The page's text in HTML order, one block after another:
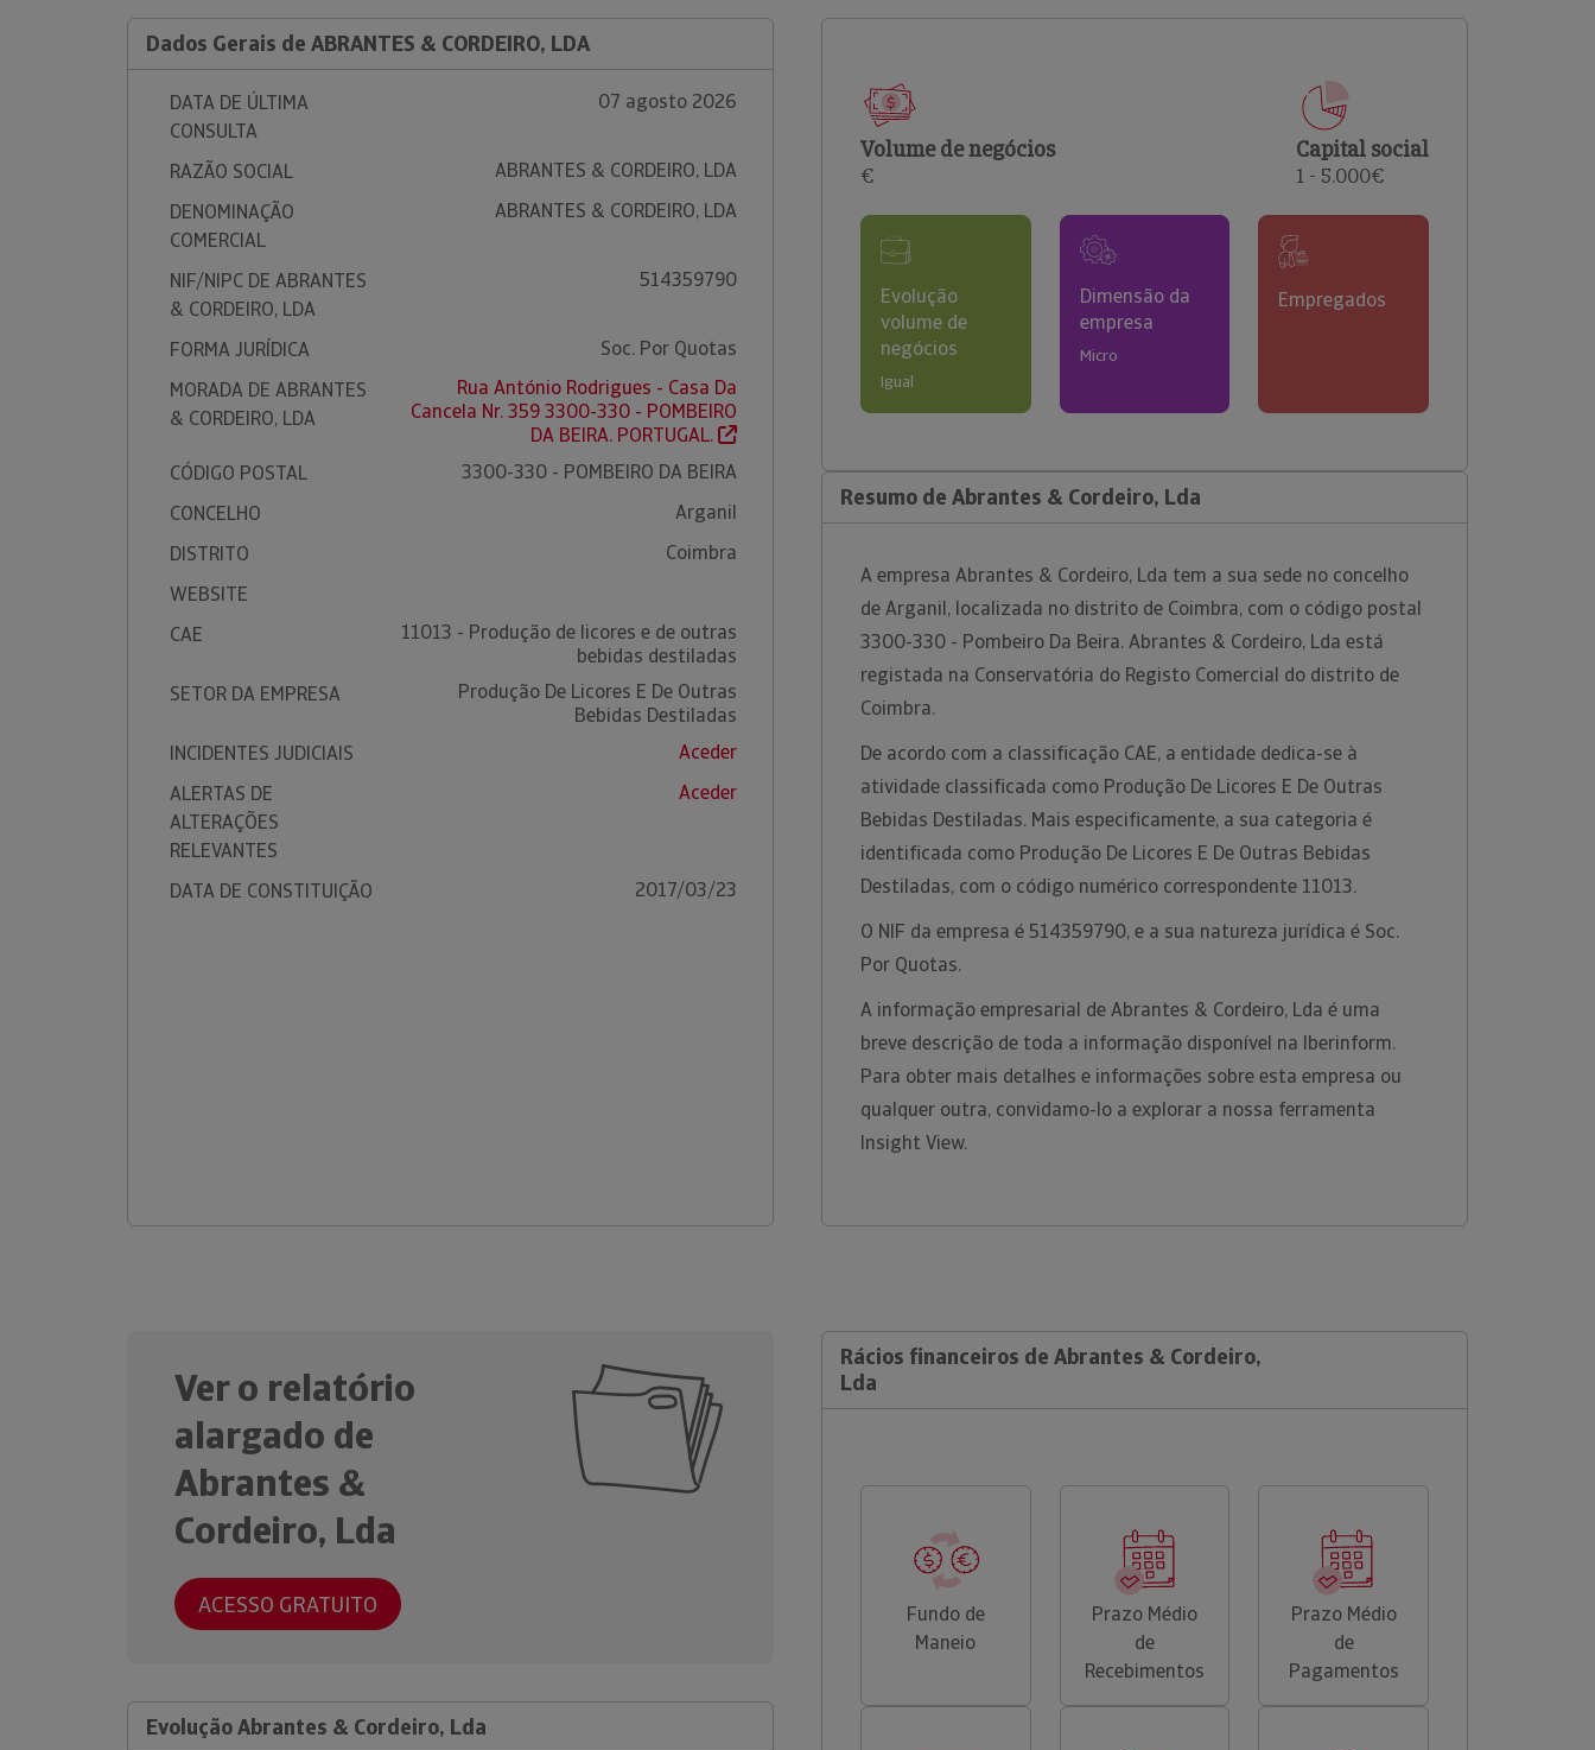
comerciais e analisar o risco de incumprimento dos
Dados Gerais de ABRANTES & CORDEIRO, LDA
DATA DE ÚLTIMA
CONSULTA
07 agosto 2026
RAZÃO SOCIAL
ABRANTES & CORDEIRO, LDA
DENOMINAÇÃO
COMERCIAL
ABRANTES & CORDEIRO, LDA
NIF/NIPC DE ABRANTES
& CORDEIRO, LDA
514359790
FORMA JURÍDICA
Soc. Por Quotas
MORADA DE ABRANTES
& CORDEIRO, LDA
Rua António Rodrigues - Casa Da
Cancela Nr. 359 3300-330 - POMBEIRO
DA BEIRA. PORTUGAL.
CÓDIGO POSTAL
3300-330 - POMBEIRO DA BEIRA
CONCELHO
Arganil
DISTRITO
Coimbra
WEBSITE
CAE
11013 - Produção de licores e de outras
bebidas destiladas
SETOR DA EMPRESA
Produção De Licores E De Outras
Bebidas Destiladas
INCIDENTES JUDICIAIS
Aceder
ALERTAS DE
ALTERAÇÕES
RELEVANTES
Aceder
DATA DE CONSTITUIÇÃO 2017/03/23
Volume de negócios
€
Capital social
1 - 5.000€
Evolução
volume de
negócios
Igual
Dimensão da
empresa
Micro
Empregados
Resumo de Abrantes & Cordeiro, Lda
A empresa Abrantes & Cordeiro, Lda tem a sua sede no concelho
de Arganil, localizada no distrito de Coimbra, com o código postal
3300-330 - Pombeiro Da Beira. Abrantes & Cordeiro, Lda está
registada na Conservatória do Registo Comercial do distrito de
Coimbra.
De acordo com a classificação CAE, a entidade dedica-se à
atividade classificada como Produção De Licores E De Outras
Bebidas Destiladas. Mais especificamente, a sua categoria é
identificada como Produção De Licores E De Outras Bebidas
Destiladas, com o código numérico correspondente 11013.
O NIF da empresa é 514359790, e a sua natureza jurídica é Soc.
Por Quotas.
A informação empresarial de Abrantes & Cordeiro, Lda é uma
breve descrição de toda a informação disponível na Iberinform.
Para obter mais detalhes e informações sobre esta empresa ou
qualquer outra, convidamo-lo a explorar a nossa ferramenta
Insight View.
Ver o relatório
alargado de
Abrantes &
Cordeiro, Lda
ACESSO GRATUITO
Evolução Abrantes & Cordeiro, Lda
Rácios financeiros de Abrantes & Cordeiro,
Lda
Fundo de
Maneio
Prazo Médio
de
Recebimentos
Prazo Médio
de
Pagamentos